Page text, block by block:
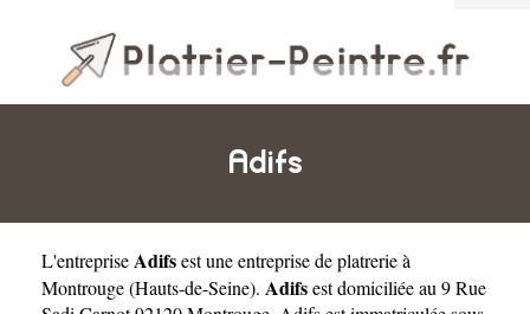
Adifs
L'entrepriseAdifsest uneentreprise de platrerie à
Montrouge(Hauts-de-Seine). Adifsest domiciliée au 9 Rue